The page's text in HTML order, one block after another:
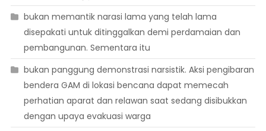
bukan memantik narasi lama yang telah lama
disepakati untuk ditinggalkan demi perdamaian dan
pembangunan. Sementara itu
bukan panggung demonstrasi narsistik. Aksi pengibaran
bendera GAM di lokasi bencana dapat memecah
perhatian aparat dan relawan saat sedang disibukkan
dengan upaya evakuasi warga